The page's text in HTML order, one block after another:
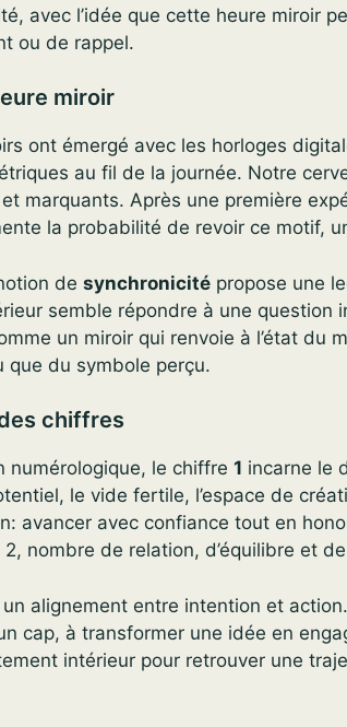
avec l’idée que cette heure miroir
ou de rappel.
miroir
ont émergé avec les horloges
au fil de la journée. Notre
marquants. Après une première
la probabilité de revoir ce motif,
de synchronicité propose une
semble répondre à une question
un miroir qui renvoie à l’état du
que du symbole perçu.
chiffres
numérologique, le chiffre 1 incarne le
le vide fertile, l’espace de
avancer avec confiance tout en
nombre de relation, d’équilibre et
alignement entre intention et
cap, à transformer une idée en
intérieur pour retrouver une